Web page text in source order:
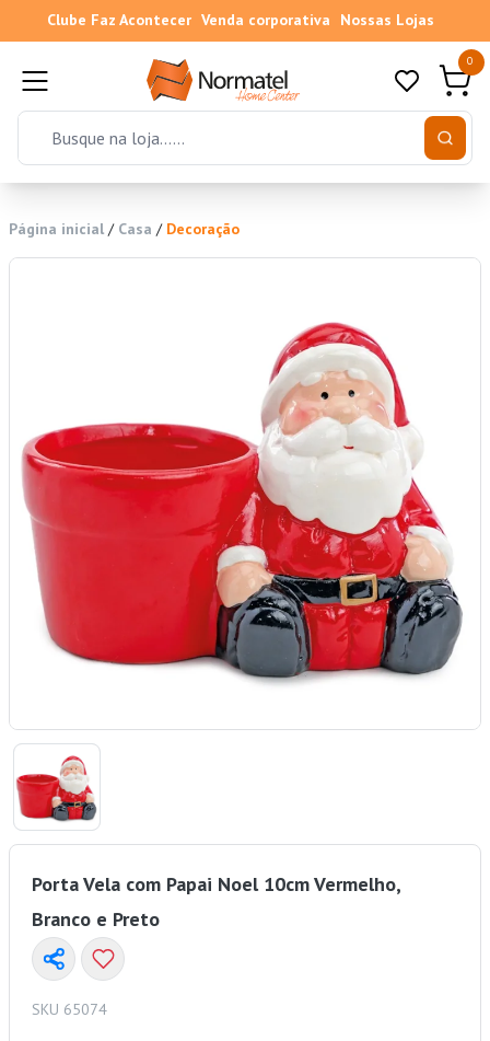
Clube Faz Acontecer Venda corporativa Nossas Lojas
0
Página inicial / Casa / Decoração
Porta Vela com Papai Noel 10cm Vermelho,
Branco e Preto
SKU 65074